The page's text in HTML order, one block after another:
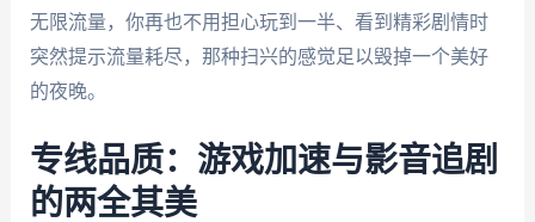
无限流量，你再也不用担心玩到一半、看到精彩剧情时
突然提示流量耗尽，那种扫兴的感觉足以毁掉一个美好
的夜晚。
专线品质：游戏加速与影音追剧
的两全其美